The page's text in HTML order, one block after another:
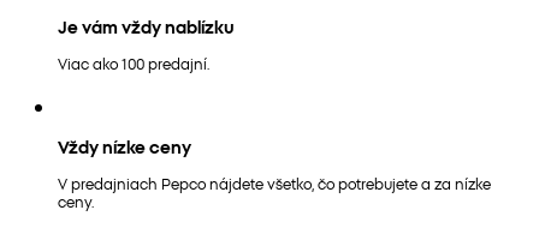
Je vám vždy nablízku
Viac ako 100 predajní.
Vždy nízke ceny
V predajniach Pepco nájdete všetko, čo potrebujete a za nízke
ceny.